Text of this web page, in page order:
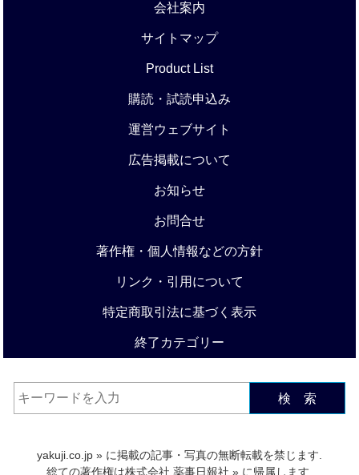
会社案内
サイトマップ
Product List
購読・試読申込み
運営ウェブサイト
広告掲載について
お知らせ
お問合せ
著作権・個人情報などの方針
リンク・引用について
特定商取引法に基づく表示
終了カテゴリー
検 索
yakuji.co.jp » に掲載の記事・写真の無断転載を禁じます.
総ての著作権は株式会社 薬事日報社 » に帰属します.